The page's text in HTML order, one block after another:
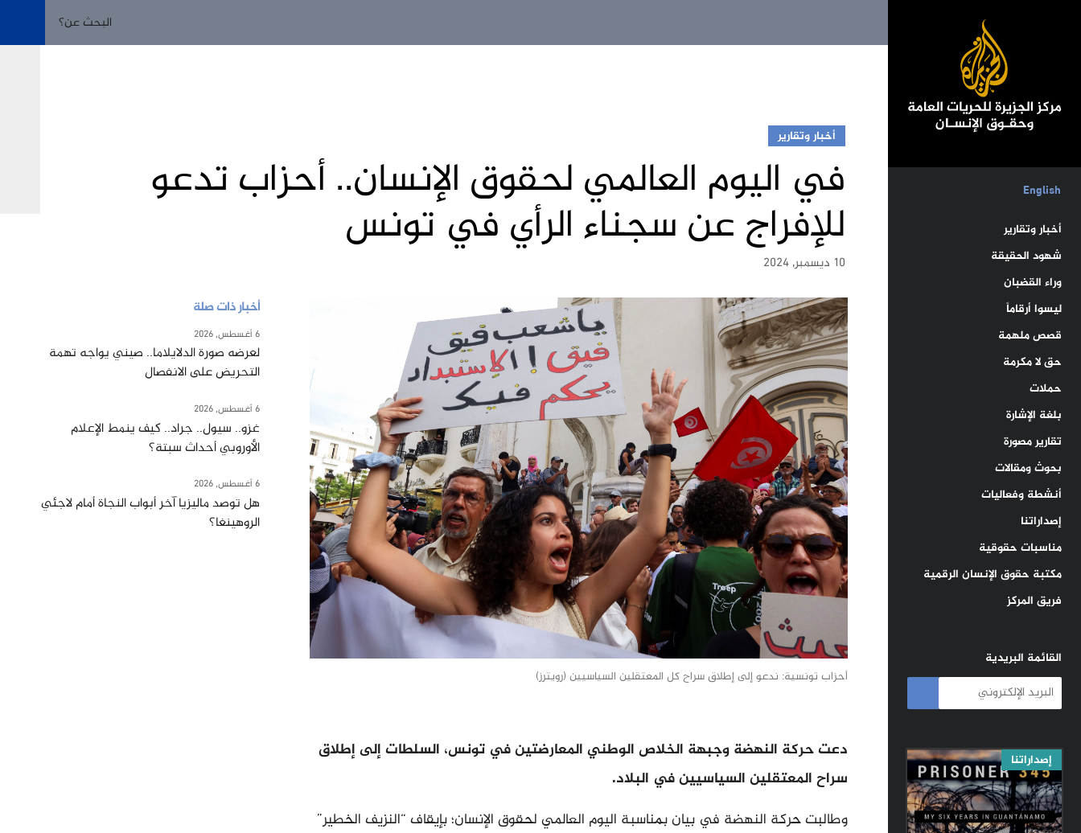
English
أخبار وتقارير
شهود الحقيقة
وراء القضبان
ليسوا أرقاماً
قصص ملهمة
حق لا مكرمة
حملات
بلغة الإشارة
تقارير مصورة
بحوث ومقالات
أنشطة وفعاليات
إصداراتنا
مناسبات حقوقية
مكتبة حقوق الإنسان الرقمية
فريق المركز
القائمة البريدية
إصداراتنا
أخبار وتقارير
في اليوم العالمي لحقوق الإنسان.. أحزاب تدعو
للإفراج عن سجناء الرأي في تونس
10 ديسمبر, 2024
أحزاب تونسية: ندعو إلى إطلاق سراح كل المعتقلين السياسيين (رويترز)
دعت حركة النهضة وجبهة الخلاص الوطني المعارضتين في تونس، السلطات إلى إطلاق
سراح المعتقلين السياسيين في البلاد.
وطالبت حركة النهضة في بيان بمناسبة اليوم العالمي لحقوق الإنسان؛ بإيقاف “النزيف الخطير”
أخبار ذات صلة
6 أغسطس, 2026
لعرضه صورة الدلايلاما.. صيني يواجه تهمة
التحريض على الانفصال
6 أغسطس, 2026
غزو.. سيول.. جراد.. كيف ينمط الإعلام
الأوروبي أحداث سبتة؟
6 أغسطس, 2026
هل توصد ماليزيا آخر أبواب النجاة أمام لاجئي
الروهينغا؟